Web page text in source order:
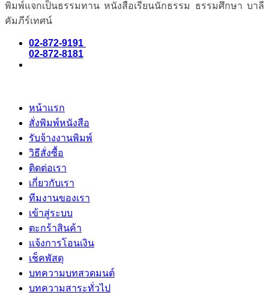
พิมพ์แจกเป็นธรรมทาน หนังสือเรียนนักธรรม ธรรมศึกษา บาลี
คัมภีร์เทศน์
02-872-9191
02-872-8181
หน้าแรก
สั่งพิมพ์หนังสือ
รับจ้างงานพิมพ์
วิธีสั่งซื้อ
ติดต่อเรา
เกี่ยวกับเรา
ทีมงานของเรา
เข้าสู่ระบบ
ตะกร้าสินค้า
แจ้งการโอนเงิน
เช็คพัสดุ
บทความบทสวดมนต์
บทความสาระทั่วไป